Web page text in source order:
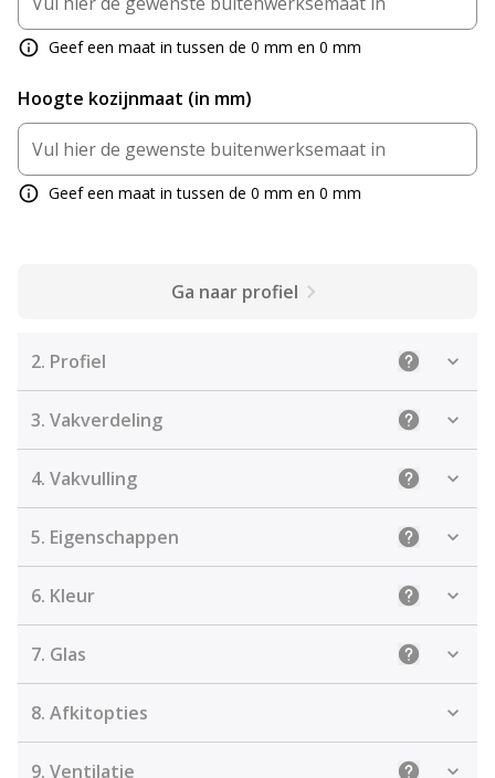
Geef een maat in tussen de 0 mm en 0 mm
Hoogte kozijnmaat (in mm)
Geef een maat in tussen de 0 mm en 0 mm
Ga naar profiel
2. Profiel Uitleg:
3. Vakverdeling Uitleg:
4. Vakvulling Uitleg: De
5. Eigenschappen Uitleg:
6. Kleur Uitleg:
7. Glas Uitleg:
8. Afkitopties
9. Ventilatie Uitleg: